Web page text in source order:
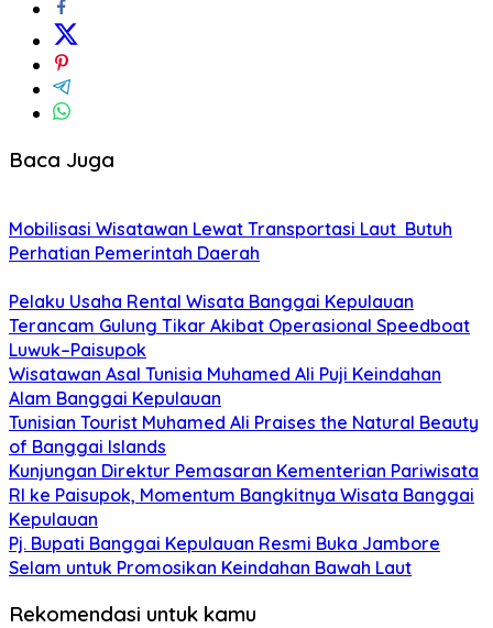
Baca Juga
Mobilisasi Wisatawan Lewat Transportasi Laut Butuh
Perhatian Pemerintah Daerah
Pelaku Usaha Rental Wisata Banggai Kepulauan
Terancam Gulung Tikar Akibat Operasional Speedboat
Luwuk–Paisupok
Wisatawan Asal Tunisia Muhamed Ali Puji Keindahan
Alam Banggai Kepulauan
Tunisian Tourist Muhamed Ali Praises the Natural Beauty
of Banggai Islands
Kunjungan Direktur Pemasaran Kementerian Pariwisata
RI ke Paisupok, Momentum Bangkitnya Wisata Banggai
Kepulauan
Pj. Bupati Banggai Kepulauan Resmi Buka Jambore
Selam untuk Promosikan Keindahan Bawah Laut
Rekomendasi untuk kamu